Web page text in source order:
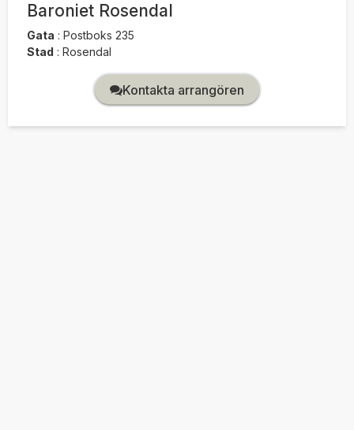
Baroniet Rosendal
Gata : Postboks 235
Stad : Rosendal
Kontakta arrangören